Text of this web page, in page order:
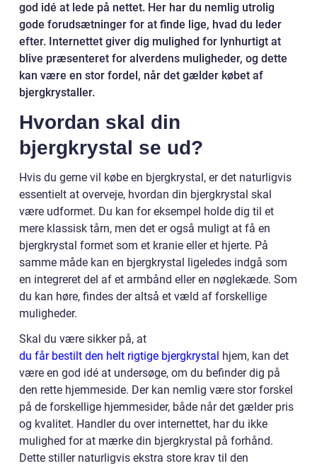
god idé at lede på nettet. Her har du nemlig utrolig
gode forudsætninger for at finde lige, hvad du leder
efter. Internettet giver dig mulighed for lynhurtigt at
blive præsenteret for alverdens muligheder, og dette
kan være en stor fordel, når det gælder købet af
bjergkrystaller.
Hvordan skal din
bjergkrystal se ud?
Hvis du gerne vil købe en bjergkrystal, er det naturligvis
essentielt at overveje, hvordan din bjergkrystal skal
være udformet. Du kan for eksempel holde dig til et
mere klassisk tårn, men det er også muligt at få en
bjergkrystal formet som et kranie eller et hjerte. På
samme måde kan en bjergkrystal ligeledes indgå som
en integreret del af et armbånd eller en nøglekæde. Som
du kan høre, findes der altså et væld af forskellige
muligheder.
Skal du være sikker på, at
du får bestilt den helt rigtige bjergkrystal hjem, kan det
være en god idé at undersøge, om du befinder dig på
den rette hjemmeside. Der kan nemlig være stor forskel
på de forskellige hjemmesider, både når det gælder pris
og kvalitet. Handler du over internettet, har du ikke
mulighed for at mærke din bjergkrystal på forhånd.
Dette stiller naturligvis ekstra store krav til den